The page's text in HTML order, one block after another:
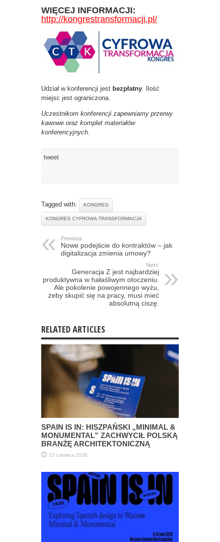
WIĘCEJ INFORMACJI:
http://kongrestransformacji.pl/
Udział w konferencji jest bezpłatny.
Ilość
miejsc jest ograniczona.
Uczestnikom konferencji zapewniamy przerwy
kawowe oraz komplet materiałów
konferencyjnych.
tweet
Tagged with: KONGRES
KONGRES CYFROWA TRANSFORMACJA
Previous:
Nowe podejście do kontraktów – jak
digitalizacja zmienia umowy?
Next:
Generacja Z jest najbardziej
produktywna w hałaśliwym otoczeniu.
Ale pokolenie powojennego wyżu,
żeby skupić się na pracy, musi mieć
absolutną ciszę.
RELATED ARTICLES
SPAIN IS IN: HISZPAŃSKI „MINIMAL &
MONUMENTAL” ZACHWYCIŁ POLSKĄ
BRANŻĘ ARCHITEKTONICZNĄ
15 czerwca 2026